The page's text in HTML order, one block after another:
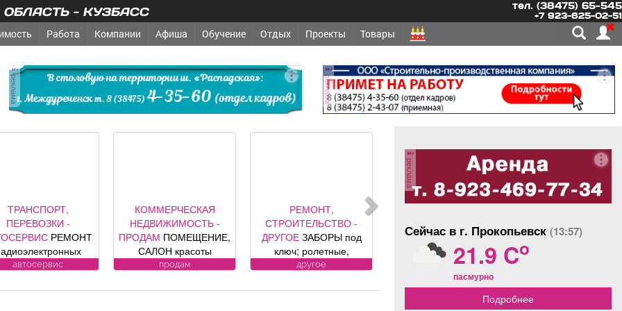
- КУЗБАСС тел. (38475) 65-545
+7 923-625-02-51
Работа Компании Афиша Обучение Отдых Проекты Товары
реклама реклама
КОММЕРЧЕСКАЯ
НЕДВИЖИМОСТЬ -
ПОМЕЩЕНИЕ,
САЛОН красоты
площадь 88, 8
1, хороший
продам
РЕМОНТ,
СТРОИТЕЛЬСТВО -
ДРУГОЕ ЗАБОРЫ под
ключ; ролетные,
секционные ворота (от
представителя
другое
ТРЕБУЕТСЯ -
ПОСТОЯННО
ОХРАННИКИ,
ОХРАННИКИ-
ВОДИТЕЛИ Требования
Условия:
постоянно
реклама
Сейчас в г. Прокопьевск (13:57)
21.9 Co
пасмурно
Подробнее